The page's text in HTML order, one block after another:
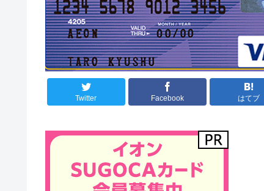
Twitter Facebook はてブ